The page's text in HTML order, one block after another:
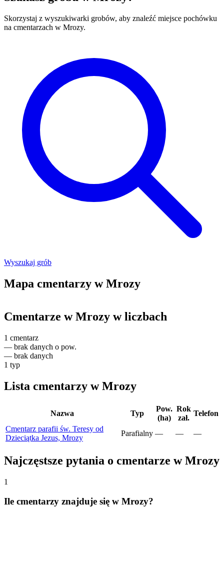
Skorzystaj z wyszukiwarki grobów, aby znaleźć miejsce pochówku
na cmentarzach w Mrozy.
Wyszukaj grób
Mapa cmentarzy w Mrozy
+
Cmentarze w Mrozy w liczbach
1 cmentarz
— brak danych o pow.
— brak danych
1 typ
Lista cmentarzy w Mrozy
Nazwa Typ
Pow.
(ha)
Rok
zał.
Telefon
Cmentarz parafii św. Teresy od
Dzieciątka Jezus, Mrozy
Parafialny — — —
Najczęstsze pytania o cmentarze w Mrozy
1
Ile cmentarzy znajduje się w Mrozy?